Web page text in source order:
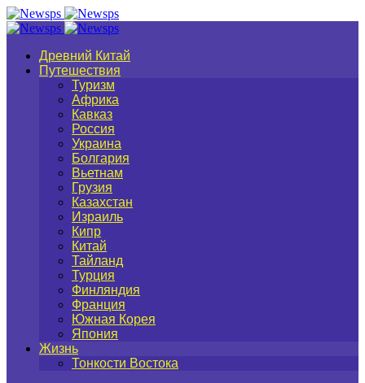
Древний Китай
Путешествия
Туризм
Африка
Кавказ
Россия
Украина
Болгария
Вьетнам
Грузия
Казахстан
Израиль
Кипр
Китай
Тайланд
Турция
Финляндия
Франция
Южная Корея
Япония
Жизнь
Тонкости Востока